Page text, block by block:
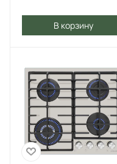
В корзину